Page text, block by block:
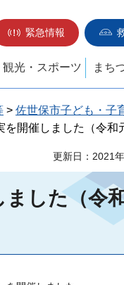
緊急情報
観光・スポーツ まち
> 佐世保市子ども・子
開催しました（令和
更新日：2021
ました（令